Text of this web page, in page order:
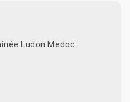
Ludon Medoc